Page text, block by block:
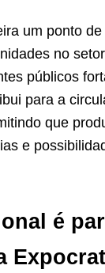
um ponto
no
públicos
para a
que
e
é